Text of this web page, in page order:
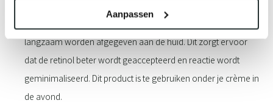
Aanpassen
Deze retinol zit ingekapseld waardoor de ingrediënten
langzaam worden afgegeven aan de huid. Dit zorgt ervoor
dat de retinol beter wordt geaccepteerd en reactie wordt
geminimaliseerd. Dit product is te gebruiken onder je crème in
de avond.